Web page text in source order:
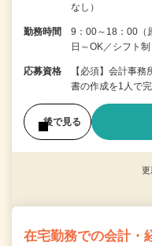
なし）
勤務時間
9：00～18：00（
日～OK／シフト制
応募資格
【必須】会計事
書の作成を1人で
後で見る
在宅勤務での会計・